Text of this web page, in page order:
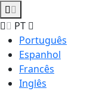
PT
Português
Espanhol
Francês
Inglês